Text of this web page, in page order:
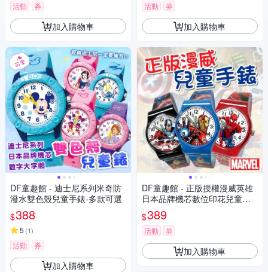
活動 券
加入購物車
DF童趣館 - 迪士尼系列米奇防
潑水雙色殼兒童手錶-多款可選
$388
5 (1)
活動 券
加入購物車
活動 券
加入購物車
DF童趣館 - 正版授權漫威英雄
日本品牌機芯數位印花兒童手
錶
$389
活動 券
加入購物車